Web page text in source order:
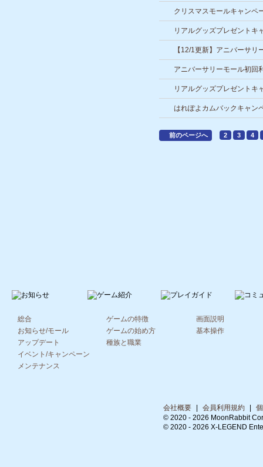
クリスマスモールキャンペ
リアルグッズプレゼントキ
【12/1更新】アニバーサ
アニバーサリーモール初回
リアルグッズプレゼントキ
はれぽよカムバックキャン
前のページへ 2 3 4
総合
お知らせ/モール
アップデート
イベント/キャンペーン
メンテナンス
ゲームの特徴
ゲームの始め方
種族と職業
画面説明
基本操作
会社概要 会員利用規約
© 2020 - 2026 MoonRabbit
© 2020 - 2026 X-LEGEND